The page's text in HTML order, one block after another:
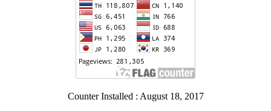
Counter Installed : August 18, 2017